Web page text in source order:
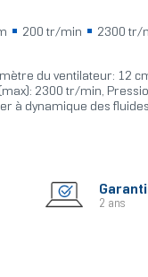
200 tr/min 2300 tr/
du ventilateur: 12
2300 tr/min,
à dynamique des
2 ans